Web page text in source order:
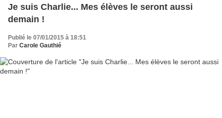
Je suis Charlie... Mes élèves le seront aussi
demain !
Publié le 07/01/2015 à 18:51
Par Carole Gauthié